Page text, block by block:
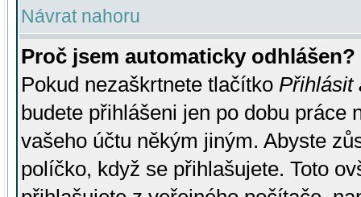
Návrat nahoru
Proč jsem automaticky odhlášen?
Pokud nezaškrtnete tlačítko Přihlásit
budete přihlášeni jen po dobu práce
vašeho účtu někým jiným. Abyste
políčko, když se přihlašujete. Toto